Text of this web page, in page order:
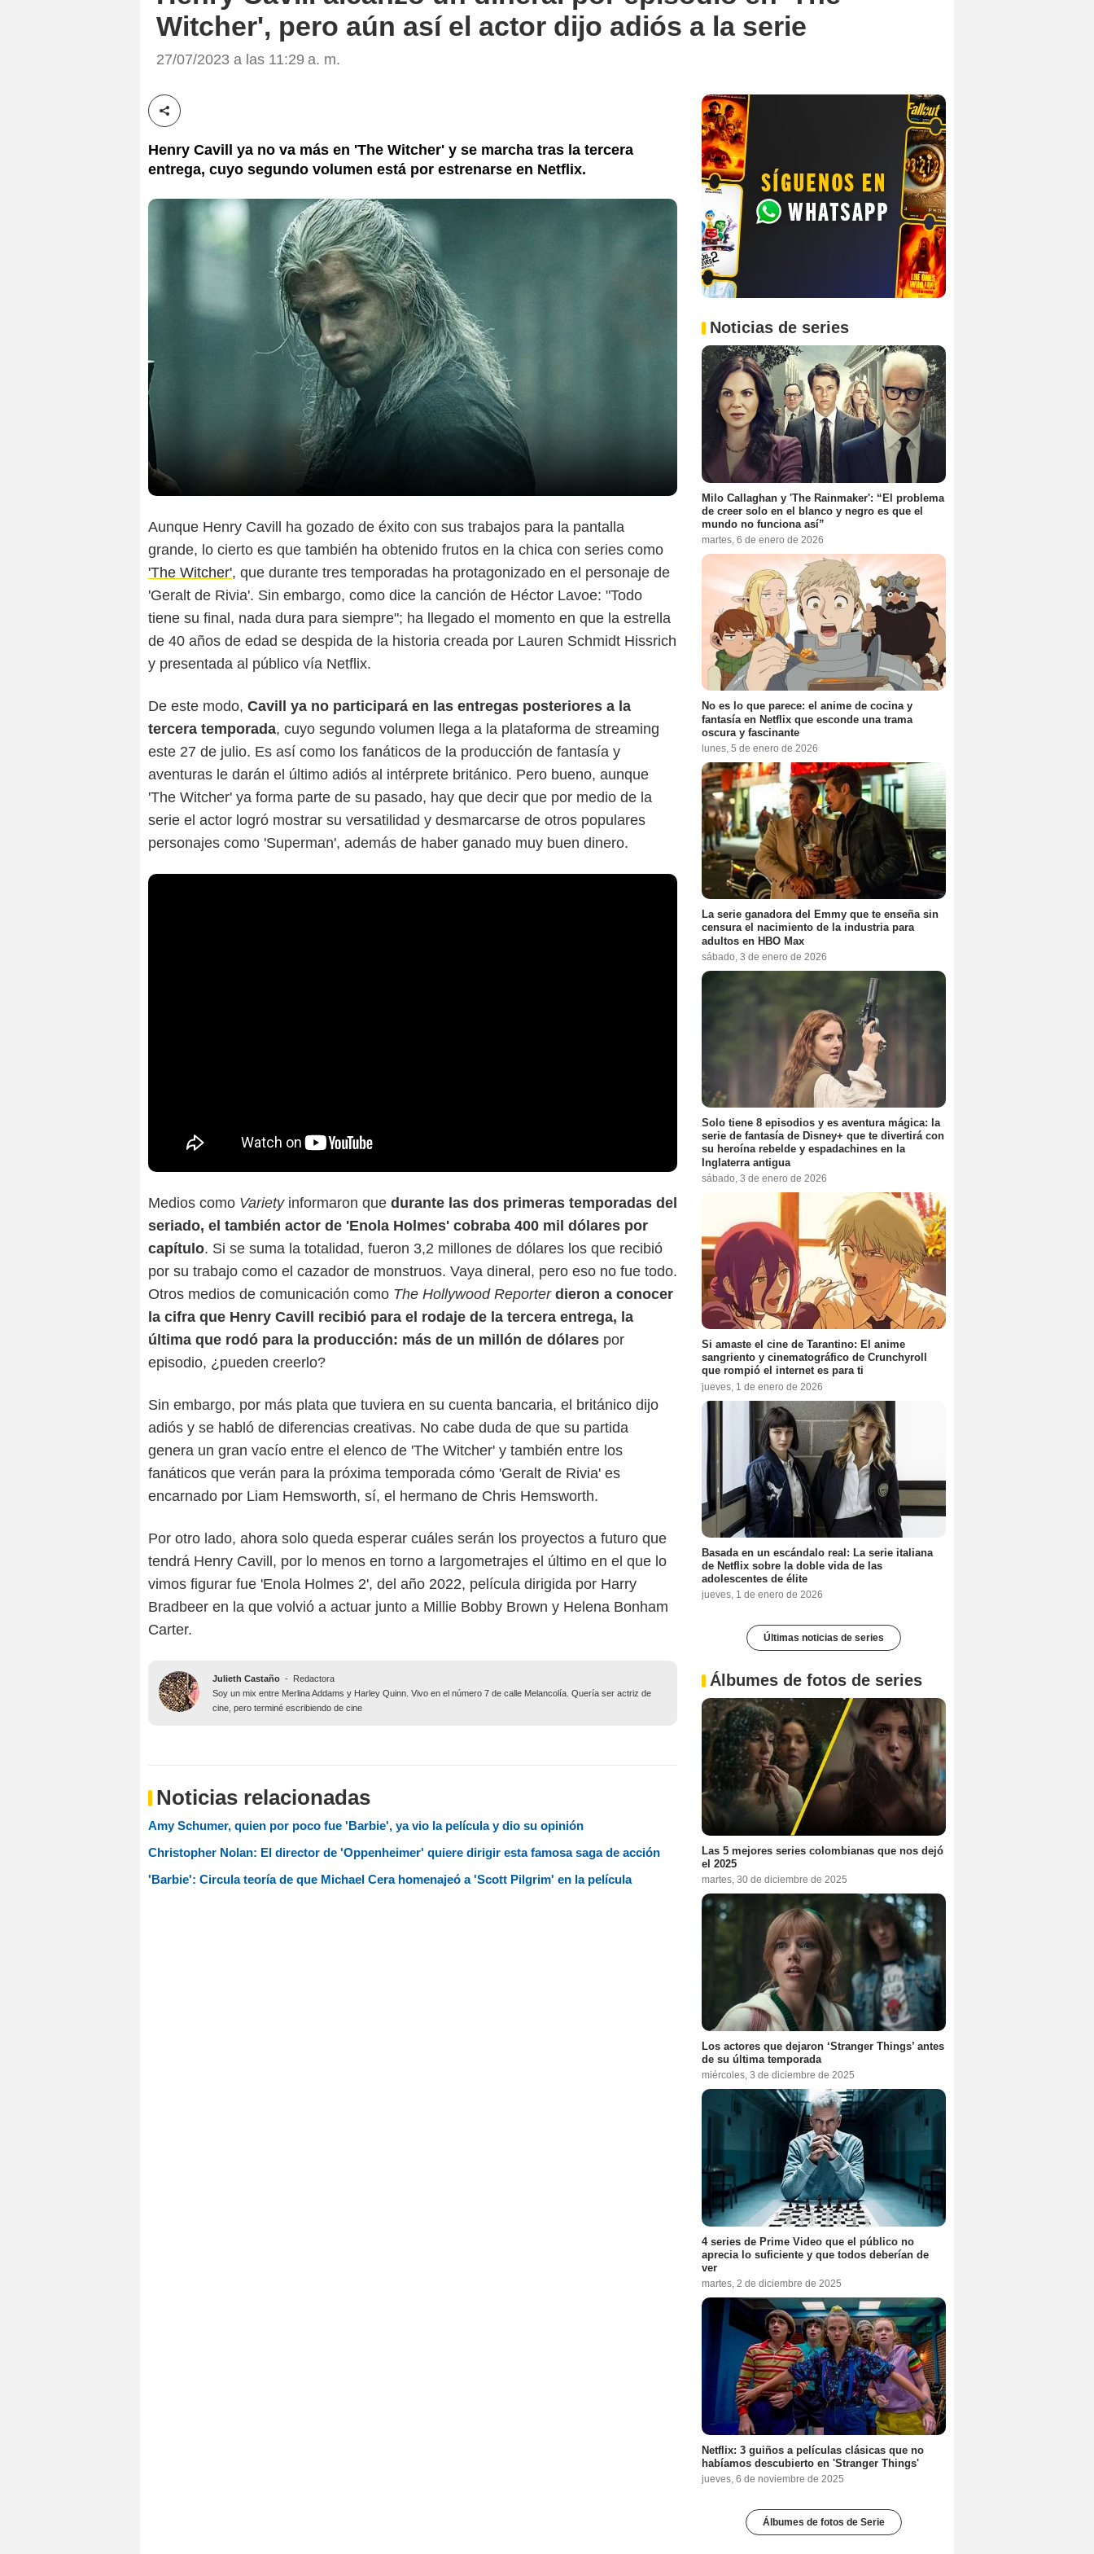
Witcher', pero aún así el actor dijo adiós a la serie
27/07/2023 a las 11:29 a. m.
Compartir esta noticia
Henry Cavill ya no va más en 'The Witcher' y se marcha tras la tercera
entrega, cuyo segundo volumen está por estrenarse en Netflix.
Aunque Henry Cavill ha gozado de éxito con sus trabajos para la pantalla
grande, lo cierto es que también ha obtenido frutos en la chica con series como
'The Witcher', que durante tres temporadas ha protagonizado en el personaje de
'Geralt de Rivia'. Sin embargo, como dice la canción de Héctor Lavoe: "Todo
tiene su final, nada dura para siempre"; ha llegado el momento en que la estrella
de 40 años de edad se despida de la historia creada por Lauren Schmidt Hissrich
y presentada al público vía Netflix.
De este modo, Cavill ya no participará en las entregas posteriores a la
tercera temporada, cuyo segundo volumen llega a la plataforma de streaming
este 27 de julio. Es así como los fanáticos de la producción de fantasía y
aventuras le darán el último adiós al intérprete británico. Pero bueno, aunque
'The Witcher' ya forma parte de su pasado, hay que decir que por medio de la
serie el actor logró mostrar su versatilidad y desmarcarse de otros populares
personajes como 'Superman', además de haber ganado muy buen dinero.
Medios como Variety informaron que durante las dos primeras temporadas del
seriado, el también actor de 'Enola Holmes' cobraba 400 mil dólares por
capítulo. Si se suma la totalidad, fueron 3,2 millones de dólares los que recibió
por su trabajo como el cazador de monstruos. Vaya dineral, pero eso no fue todo.
Otros medios de comunicación como The Hollywood Reporter dieron a conocer
la cifra que Henry Cavill recibió para el rodaje de la tercera entrega, la
última que rodó para la producción: más de un millón de dólares por
episodio, ¿pueden creerlo?
Sin embargo, por más plata que tuviera en su cuenta bancaria, el británico dijo
adiós y se habló de diferencias creativas. No cabe duda de que su partida
genera un gran vacío entre el elenco de 'The Witcher' y también entre los
fanáticos que verán para la próxima temporada cómo 'Geralt de Rivia' es
encarnado por Liam Hemsworth, sí, el hermano de Chris Hemsworth.
Por otro lado, ahora solo queda esperar cuáles serán los proyectos a futuro que
tendrá Henry Cavill, por lo menos en torno a largometrajes el último en el que lo
vimos figurar fue 'Enola Holmes 2', del año 2022, película dirigida por Harry
Bradbeer en la que volvió a actuar junto a Millie Bobby Brown y Helena Bonham
Carter.
Julieth Castaño - Redactora
Soy un mix entre Merlina Addams y Harley Quinn. Vivo en el número 7 de calle Melancolía. Quería ser actriz de
cine, pero terminé escribiendo de cine
Noticias relacionadas
Amy Schumer, quien por poco fue 'Barbie', ya vio la película y dio su opinión
Christopher Nolan: El director de 'Oppenheimer' quiere dirigir esta famosa saga de acción
'Barbie': Circula teoría de que Michael Cera homenajeó a 'Scott Pilgrim' en la película
Noticias de series
Milo Callaghan y 'The Rainmaker': “El problema
de creer solo en el blanco y negro es que el
mundo no funciona así”
martes, 6 de enero de 2026
No es lo que parece: el anime de cocina y
fantasía en Netflix que esconde una trama
oscura y fascinante
lunes, 5 de enero de 2026
La serie ganadora del Emmy que te enseña sin
censura el nacimiento de la industria para
adultos en HBO Max
sábado, 3 de enero de 2026
Solo tiene 8 episodios y es aventura mágica: la
serie de fantasía de Disney+ que te divertirá con
su heroína rebelde y espadachines en la
Inglaterra antigua
sábado, 3 de enero de 2026
Si amaste el cine de Tarantino: El anime
sangriento y cinematográfico de Crunchyroll
que rompió el internet es para ti
jueves, 1 de enero de 2026
Basada en un escándalo real: La serie italiana
de Netflix sobre la doble vida de las
adolescentes de élite
jueves, 1 de enero de 2026
Últimas noticias de series
Álbumes de fotos de series
Las 5 mejores series colombianas que nos dejó
el 2025
martes, 30 de diciembre de 2025
Los actores que dejaron ‘Stranger Things’ antes
de su última temporada
miércoles, 3 de diciembre de 2025
4 series de Prime Video que el público no
aprecia lo suficiente y que todos deberían de
ver
martes, 2 de diciembre de 2025
Netflix: 3 guiños a películas clásicas que no
habíamos descubierto en 'Stranger Things'
jueves, 6 de noviembre de 2025
Álbumes de fotos de Serie